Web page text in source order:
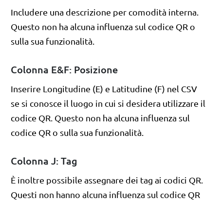
Includere una descrizione per comodità interna.
Questo non ha alcuna influenza sul codice QR o
sulla sua funzionalità.
Colonna E&F: Posizione
Inserire Longitudine (E) e Latitudine (F) nel CSV
se si conosce il luogo in cui si desidera utilizzare il
codice QR. Questo non ha alcuna influenza sul
codice QR o sulla sua funzionalità.
Colonna J: Tag
È inoltre possibile assegnare dei tag ai codici QR.
Questi non hanno alcuna influenza sul codice QR